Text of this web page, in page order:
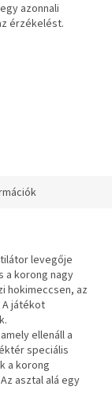
azonnali
érzékelést.
levegője
a korong nagy
hokimeccsen, az
játékot
ellenáll a
speciális
a korong
asztal alá egy